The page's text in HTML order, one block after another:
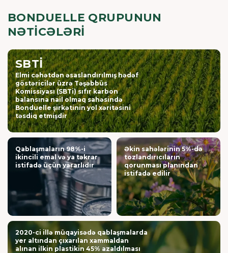
(mütləq mənada)
3-cü əhatə sahəsi üzrə istixana qazı tullantılarının 30%
BONDUELLE QRUPUNUN
NƏTİCƏLƏRİ
SBTI
Elmi cəhətdən əsaslandırılmış hədəf
göstəricilər üzrə Təşəbbüs
Komissiyası (SBTi) sıfır karbon
balansına nail olmaq sahəsində
Bonduelle şirkətinin yol xəritəsini
təsdiq etmişdir
Qablaşmaların 98%-i
ikincili emal və ya təkrar
istifadə üçün yararlıdır
Əkin sahələrinin 5%-də
tozlandırıcıların
qorunması planından
istifadə edilir
2020-ci illə müqayisədə qablaşmalarda
yer altından çıxarılan xammaldan
alınan ilkin plastikin 45% azaldılması